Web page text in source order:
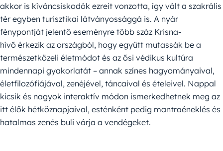
akkor is kíváncsiskodók ezreit vonzotta, így vált a szakrális
tér egyben turisztikai látványossággá is. A nyár
fénypontját jelentő eseményre több száz Krisna-
hívő érkezik az országból, hogy együtt mutassák be a
természetközeli életmódot és az ősi védikus kultúra
mindennapi gyakorlatát – annak színes hagyományaival,
életfilozófiájával, zenéjével, táncaival és ételeivel. Nappal
kicsik és nagyok interaktív módon ismerkedhetnek meg az
itt élők hétköznapjaival, esténként pedig mantraéneklés és
hatalmas zenés buli várja a vendégeket.